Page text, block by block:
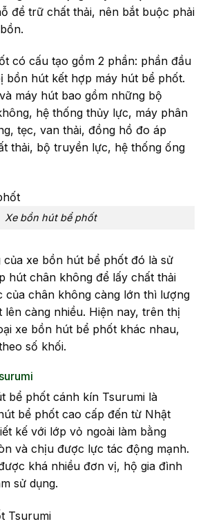
để trữ chất thải, nên bắt buộc phải
có cấu tạo gồm 2 phần: phần đầu
bồn hút kết hợp máy hút bể phốt.
máy hút bao gồm những bộ
hệ thống thủy lực, máy phân
tẹc, van thải, đồng hồ đo áp
thải, bộ truyền lực, hệ thống ống
Xe bồn hút bể phốt
của xe bồn hút bể phốt đó là sử
hút chân không để lấy chất thải
của chân không càng lớn thì lượng
càng nhiều. Hiện nay, trên thị
xe bồn hút bể phốt khác nhau,
số khối.
bể phốt cánh kín Tsurumi là
bể phốt cao cấp đến từ Nhật
kế với lớp vỏ ngoài làm bằng
và chịu được lực tác động mạnh.
khá nhiều đơn vị, hộ gia đình
sử dụng.